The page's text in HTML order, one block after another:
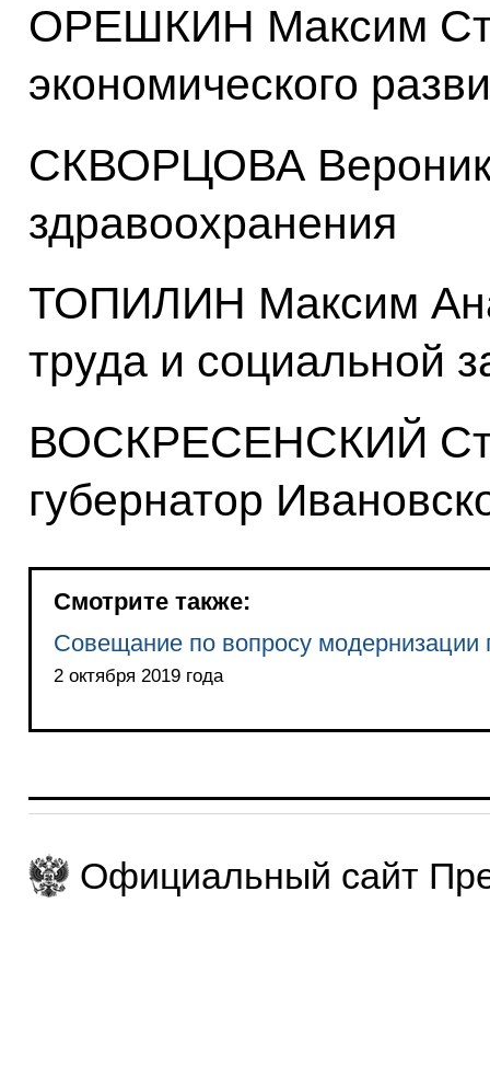
ОРЕШКИН Максим
экономического
СКВОРЦОВА
здравоохранения
ТОПИЛИН Максим
труда и социальной
ВОСКРЕСЕНСКИЙ
губернатор
Смотрите также:
Совещание по вопросу модернизации
2 октября 2019 года
Официальный сайт